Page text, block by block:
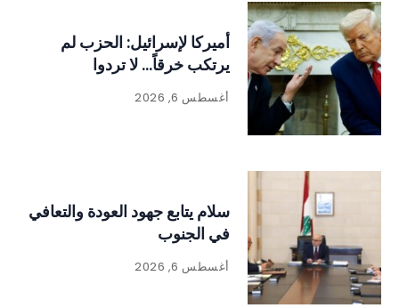
أميركا لإسرائيل: الحزب لم
يرتكب خرقاً… لا تردوا
أغسطس 6, 2026
سلام يتابع جهود العودة والتعافي
في الجنوب
أغسطس 6, 2026